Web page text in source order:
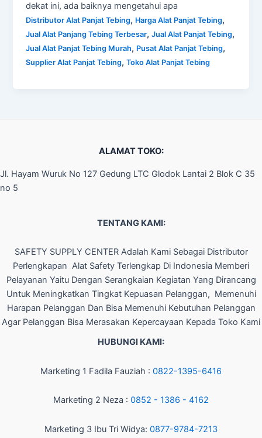
dekat ini, ada baiknya mengetahui apa
Distributor Alat Panjat Tebing, Harga Alat Panjat Tebing,
Jual Alat Panjang Tebing Terbesar,Jual Alat Panjat Tebing,
Jual Alat Panjat Tebing Murah, Pusat Alat Panjat Tebing,
Supplier Alat Panjat Tebing,Toko Alat Panjat Tebing
ALAMAT TOKO:
Jl. Hayam Wuruk No 127 Gedung LTC Glodok Lantai 2 Blok C 35
no 5
TENTANG KAMI:
SAFETY SUPPLY CENTER Adalah Kami Sebagai Distributor
Perlengkapan Alat Safety Terlengkap Di Indonesia Memberi
Pelayanan Yaitu Dengan Serangkaian Kegiatan Yang Dirancang
Untuk Meningkatkan Tingkat Kepuasan Pelanggan, Memenuhi
Harapan Pelanggan Dan Bisa Memenuhi Kebutuhan Pelanggan
Agar Pelanggan Bisa Merasakan Kepercayaan Kepada Toko Kami
HUBUNGI KAMI:
Marketing 1 Fadila Fauziah : 0822-1395-6416
Marketing 2 Neza : 0852 - 1386 - 4162
Marketing 3 Ibu Tri Widya: 0877-9784-7213